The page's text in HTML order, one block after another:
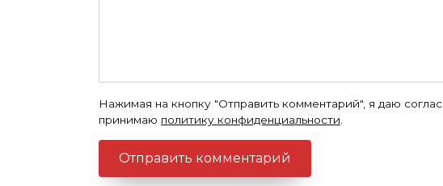
Нажимая на кнопку "Отправить комментарий", я даю
принимаю политику конфиденциальности.